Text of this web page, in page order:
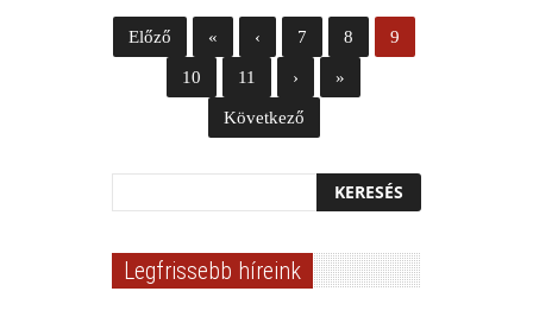
Előző « ‹ 7 8 9
10 11 › »
Következő
Legfrissebb híreink